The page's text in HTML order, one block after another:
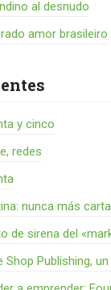
al desnudo
amor brasileiro
y cinco
redes
nunca más
de sirena del
Shop Publishing,